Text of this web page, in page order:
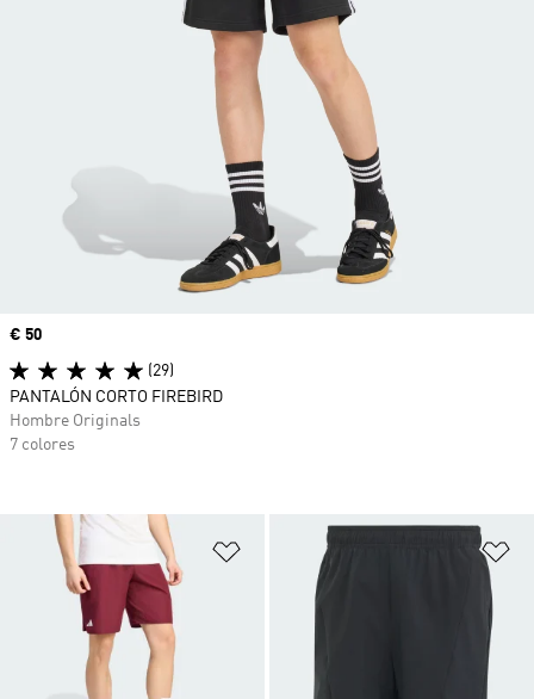
Añadir a la lista de deseos
Precio
€ 50
(29)
PANTALÓN CORTO FIREBIRD
Hombre Originals
7 colores